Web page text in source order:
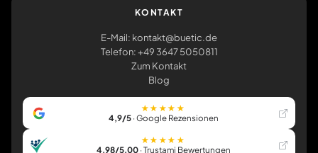
KONTAKT
E-Mail: kontakt@buetic.de
Telefon: +49 3647 5050811
Zum Kontakt
Blog
★★★★★
4,9/5· Google Rezensionen
★★★★★
4,98/5,00· Trustami Bewertungen